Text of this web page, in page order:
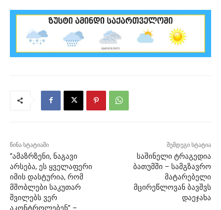
წინა სტატიაში
“ამაზრზენი, ნაგავი
არსება, ეს ყველაფერი
იმის დასტურია, რომ
მშობლები საკუთარ
შვილებს ვერ
აკონტროლებენ” –
შემდეგი სტატია
საშინელი ტრაგედია
ბათუმში – სამგზავრო
მატარებელი
მცირეწლოვან ბავშვს
დაეჯახა